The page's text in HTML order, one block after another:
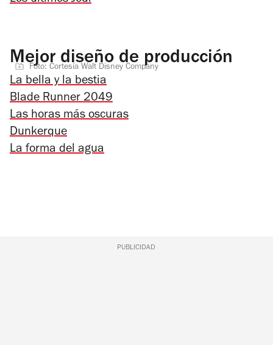
Mejor diseño de producción
Foto: Cortesía Walt Disney Company
La bella y la bestia
Blade Runner 2049
Las horas más oscuras
Dunkerque
La forma del agua
PUBLICIDAD